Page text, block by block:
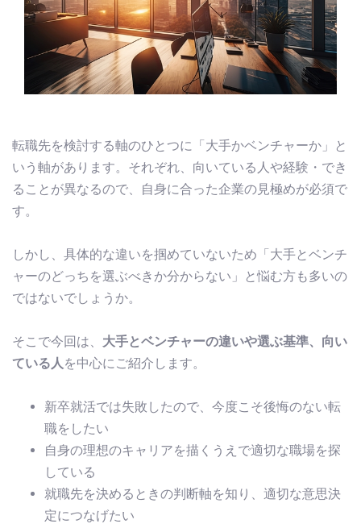
転職先を検討する軸のひとつに「大手かベンチャーか」と
いう軸があります。それぞれ、向いている人や経験・でき
ることが異なるので、自身に合った企業の見極めが必須で
す。
しかし、具体的な違いを掴めていないため「大手とベンチ
ャーのどっちを選ぶべきか分からない」と悩む方も多いの
ではないでしょうか。
そこで今回は、 大手とベンチャーの違いや選ぶ基準、向い
ている人 を中心にご紹介します。
新卒就活では失敗したので、今度こそ後悔のない転
職をしたい
自身の理想のキャリアを描くうえで適切な職場を探
している
就職先を決めるときの判断軸を知り、適切な意思決
定につなげたい